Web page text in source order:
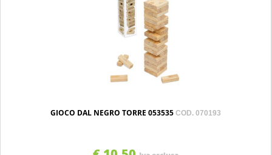
GIOCO DAL NEGRO TORRE 053535 COD. 070193